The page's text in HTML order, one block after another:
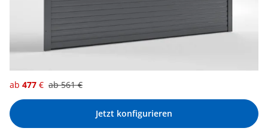
ab 477 € ab561€
Jetzt konfigurieren